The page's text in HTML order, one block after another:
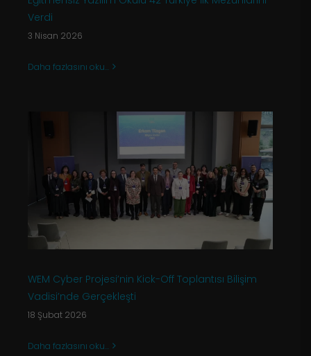
Verdi
3 Nisan 2026
Daha fazlasını oku...
WEM Cyber Projesi’nin Kick-Off Toplantısı Bilişim
Vadisi’nde Gerçekleşti
18 Şubat 2026
Daha fazlasını oku...